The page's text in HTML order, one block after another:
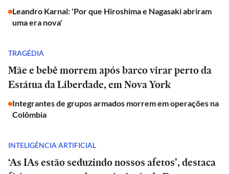
Leandro Karnal: 'Por que Hiroshima e Nagasaki abriram
uma era nova'
TRAGÉDIA
Mãe e bebê morrem após barco virar perto da
Estátua da Liberdade, em Nova York
Integrantes de grupos armados morrem em operações na
Colômbia
INTELIGÊNCIA ARTIFICIAL
‘As IAs estão seduzindo nossos afetos’, destaca